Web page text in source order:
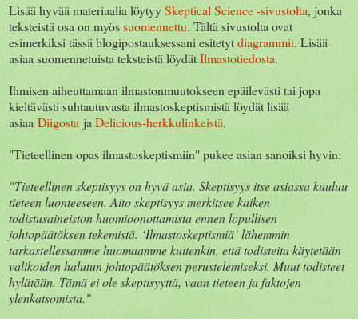
Lisää hyvää materiaalia löytyySkeptical Science -sivustolta, jonka
teksteistä osa on myössuomennettu. Tältä sivustolta ovat
esimerkiksi tässä blogipostauksessani esitetytdiagrammit. Lisää
asiaa suomennetuista teksteistä löydätIlmastotiedosta.
Ihmisen aiheuttamaan ilmastonmuutokseen epäilevästi tai jopa
kieltävästi suhtautuvasta ilmastoskeptismistä löydät lisää
asiaa Diigosta ja Delicious-herkkulinkeistä.
"Tieteellinen opas ilmastoskeptismiin" pukee asian sanoiksi hyvin:
"Tieteellinen skeptisyys on hyvä asia. Skeptisyys itse asiassa kuuluu
tieteen luonteeseen. Aito skeptisyys merkitsee kaiken
todistusaineiston huomioonottamista ennen lopullisen
johtopäätöksen tekemistä. ‘Ilmastoskeptismiä’ lähemmin
tarkastellessamme huomaamme kuitenkin, että todisteita käytetään
valikoiden halutun johtopäätöksen perustelemiseksi. Muut todisteet
hylätään. Tämä ei ole skeptisyyttä, vaan tieteen ja faktojen
ylenkatsomista."